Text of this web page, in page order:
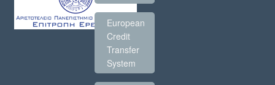
European
Credit
Transfer
System